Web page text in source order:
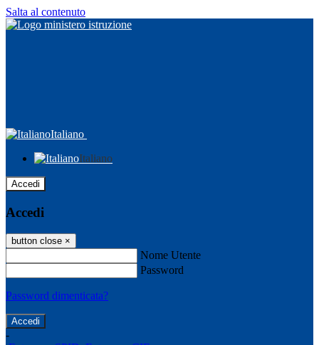
Salta al contenuto
Italiano
Italiano
Accedi
Accedi
button close ×
Nome Utente
Password
Password dimenticata?
-